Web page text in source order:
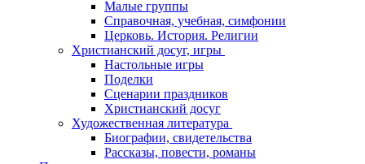
Малые группы
Справочная, учебная, симфонии
Церковь. История. Религии
Христианский досуг, игры
Настольные игры
Поделки
Сценарии праздников
Христианский досуг
Художественная литература
Биографии, свидетельства
Рассказы, повести, романы